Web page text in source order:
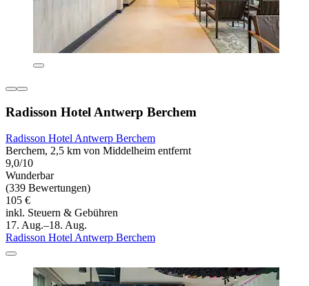
Radisson Hotel Antwerp Berchem
Radisson Hotel Antwerp Berchem
Berchem, 2,5 km von Middelheim entfernt
9,0/10
Wunderbar
(339 Bewertungen)
105 €
inkl. Steuern & Gebühren
17. Aug.–18. Aug.
Radisson Hotel Antwerp Berchem